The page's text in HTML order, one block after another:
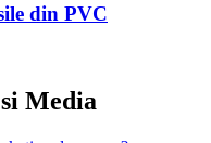
din PVC
Media